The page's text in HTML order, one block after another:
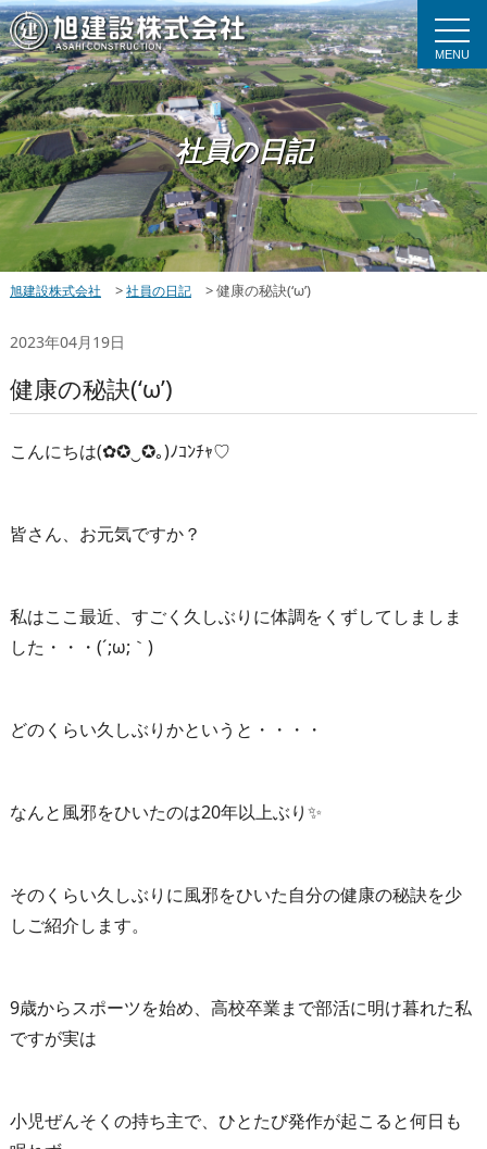
MENU
社員の日記
旭建設株式会社 > 社員の日記 >健康の秘訣(‘ω’)
2023年04月19日
健康の秘訣(‘ω’)
こんにちは(✿✪‿✪｡)ﾉｺﾝﾁｬ♡
皆さん、お元気ですか？
私はここ最近、すごく久しぶりに体調をくずしてしましま
した・・・(´;ω;｀)
どのくらい久しぶりかというと・・・・
なんと風邪をひいたのは20年以上ぶり✨
そのくらい久しぶりに風邪をひいた自分の健康の秘訣を少
しご紹介します。
9歳からスポーツを始め、高校卒業まで部活に明け暮れた私
ですが実は
小児ぜんそくの持ち主で、ひとたび発作が起こると何日も